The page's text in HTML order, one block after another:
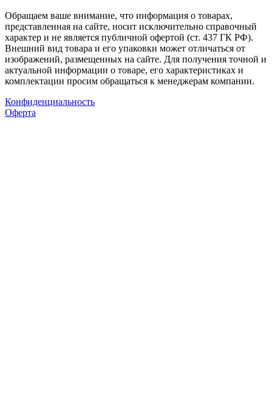
Обращаем ваше внимание, что информация о товарах,
представленная на сайте, носит исключительно справочный
характер и не является публичной офертой (ст. 437 ГК РФ).
Внешний вид товара и его упаковки может отличаться от
изображений, размещенных на сайте. Для получения точной и
актуальной информации о товаре, его характеристиках и
комплектации просим обращаться к менеджерам компании.
Конфиденциальность
Оферта